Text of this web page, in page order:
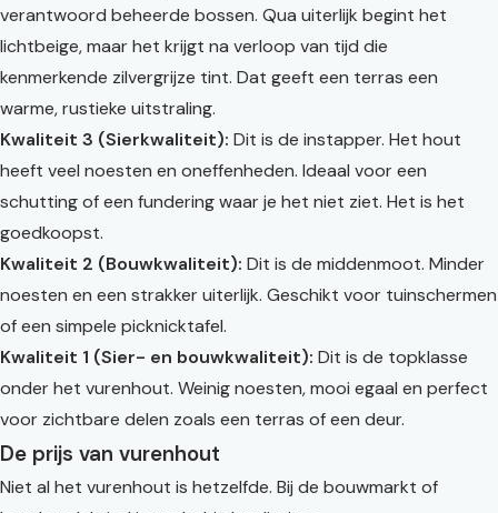
verantwoord beheerde bossen. Qua uiterlijk begint het
lichtbeige, maar het krijgt na verloop van tijd die
kenmerkende zilvergrijze tint. Dat geeft een terras een
warme, rustieke uitstraling.
Kwaliteit 3 (Sierkwaliteit): Dit is de instapper. Het hout
heeft veel noesten en oneffenheden. Ideaal voor een
schutting of een fundering waar je het niet ziet. Het is het
goedkoopst.
Kwaliteit 2 (Bouwkwaliteit): Dit is de middenmoot. Minder
noesten en een strakker uiterlijk. Geschikt voor tuinschermen
of een simpele picknicktafel.
Kwaliteit 1 (Sier- en bouwkwaliteit): Dit is de topklasse
onder het vurenhout. Weinig noesten, mooi egaal en perfect
voor zichtbare delen zoals een terras of een deur.
De prijs van vurenhout
Niet al het vurenhout is hetzelfde. Bij de bouwmarkt of